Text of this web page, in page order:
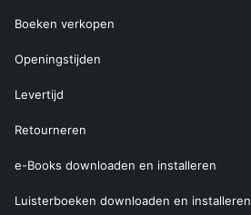
Boeken verkopen
Openingstijden
Levertijd
Retourneren
e-Books downloaden en installeren
Luisterboeken downloaden en installeren